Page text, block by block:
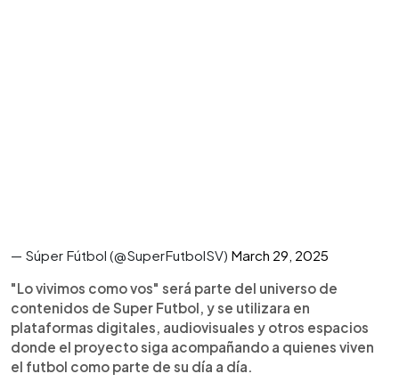
— Súper Fútbol (@SuperFutbolSV) March 29, 2025
"Lo vivimos como vos" será parte del universo de
contenidos de Super Futbol, y se utilizara en
plataformas digitales, audiovisuales y otros espacios
donde el proyecto siga acompañando a quienes viven
el futbol como parte de su día a día.